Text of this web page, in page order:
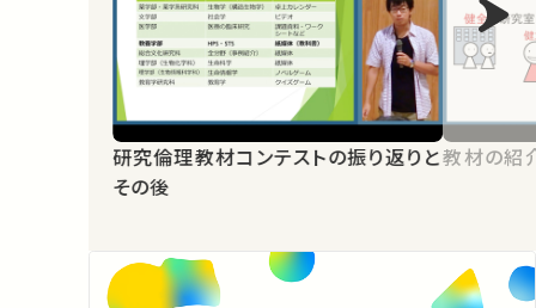
研究倫理教材コンテストの振り返りと
その後
教材の紹